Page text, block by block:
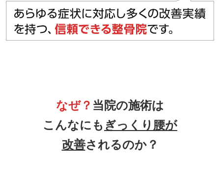
なぜ？ 当院の施術は
こんなにも ぎっくり腰が
改善されるのか？